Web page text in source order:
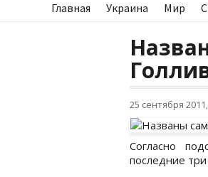
Главная Украина Мир
25 сентября
Согласно
последние